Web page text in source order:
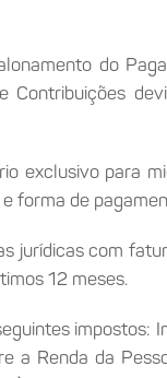
do
Contribuições
exclusivo para
forma de
jurídicas com
12 meses.
a Renda da